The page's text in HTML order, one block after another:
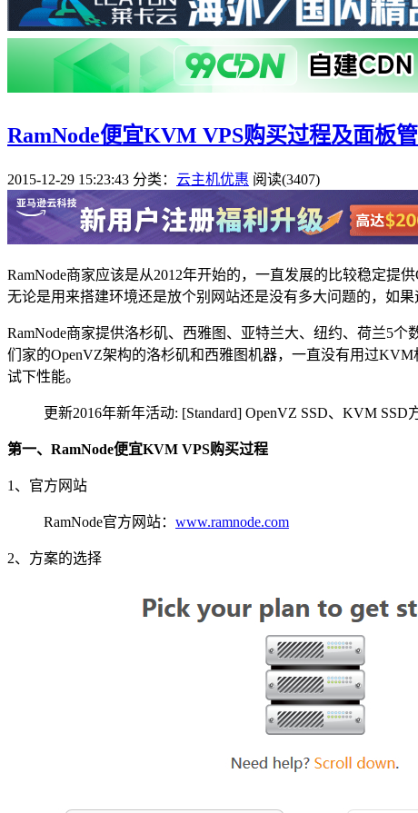
RamNode便宜KVM VPS购买过程及面板
2015-12-29 15:23:43 分类： 云主机优惠 阅读(3407)
RamNode商家应该是从2012年开始的，一直发展的比较稳定提
无论是用来搭建环境还是放个别网站还是没有多大问题的，如
RamNode商家提供洛杉矶、西雅图、亚特兰大、纽约、荷兰5
们家的OpenVZ架构的洛杉矶和西雅图机器，一直没有用过
试下性能。
更新2016年新年活动: [Standard] OpenVZ SSD、KVM SSD
第一、RamNode便宜KVM VPS购买过程
1、官方网站
RamNode官方网站： www.ramnode.com
2、方案的选择